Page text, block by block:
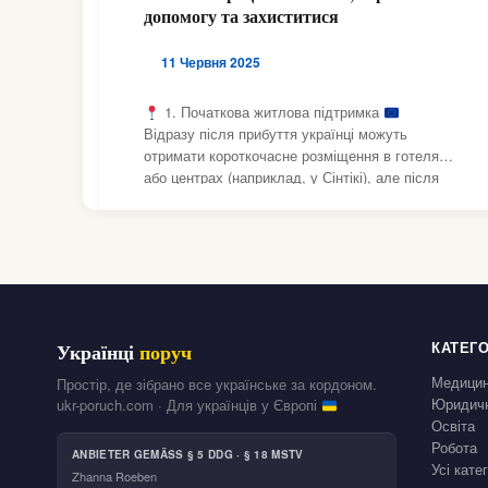
допомогу та захиститися
11 Червня 2025
1. Початкова житлова підтримка
Відразу після прибуття українці можуть
отримати короткочасне розміщення в готелях
або центрах (наприклад, у Сінтікі), але після
Українціпоруч
Простір, де зібрано все українське за кордоном.
ukr-poruch.com · Для українців у Європі
ANBIETER GEMÄSS § 5 DDG · § 18 MSTV
Zhanna Roeben
Освіта
Робота
Усі